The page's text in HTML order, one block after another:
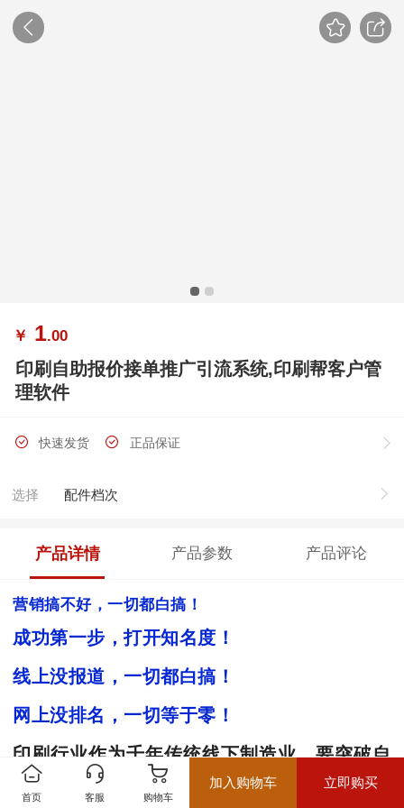
￥ 1.00
印刷自助报价接单推广引流系统,印刷帮客户管
理软件
快速发货 正品保证
选择 配件档次
产品详情 产品参数 产品评论
营销搞不好，一切都白搞！
成功第一步，打开知名度！
线上没报道，一切都白搞！
网上没排名，一切等于零！
印刷行业作为千年传统线下制造业，要突破自
己就是企业数字化/在线化；
首页 客服 购物车
加入购物车 立即购买